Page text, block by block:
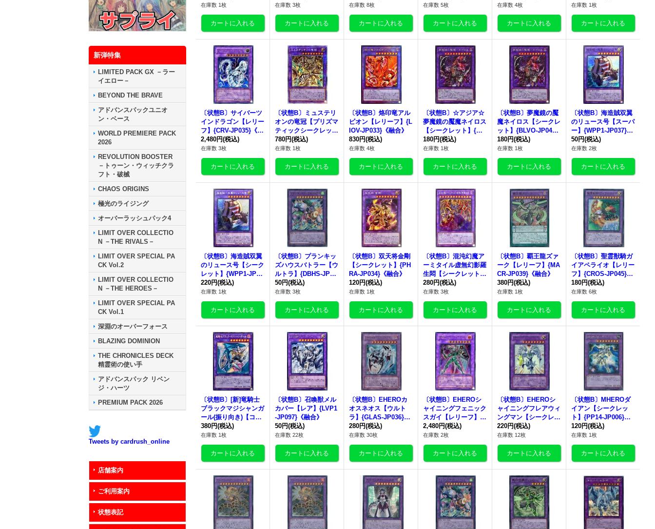
新弾特集
LIMITED PACK GX －ラー
イエロー－
BEYOND THE BRAVE
アドバンスパックユニオ
ン・ベース
WORLD PREMIERE PACK
2026
REVOLUTION BOOSTER
－トゥーン・ウィッチクラ
フト・破械
CHAOS ORIGINS
極光のライジング
オーバーラッシュパック4
LIMIT OVER COLLECTIO
N －THE RIVALS－
LIMIT OVER SPECIAL PA
CK Vol.2
LIMIT OVER COLLECTIO
N －THE HEROES－
LIMIT OVER SPECIAL PA
CK Vol.1
深淵のオーバーフォース
BLAZING DOMINION
THE CHRONICLES DECK
精霊術の使い手
アドバンスパック リベン
ジ・ハーツ
PREMIUM PACK 2026
Tweets by cardrush_online
店舗案内
ご利用案内
状態表記
《融合》
在庫数 1枚
《融合》
在庫数 3枚
《融合》
在庫数 8枚
1}《融合》
在庫数 5枚 在庫数 4枚 在庫数 1枚
〔状態B〕サイバーツ
インドラゴン【レリー
フ】{CRV-JP035}《融
合》
2,480円(税込)
在庫数 3枚
〔状態B〕ミュステリ
オンの竜冠【プリズマ
ティックシークレッ
ト】{LIOV-JP034}
《融合》
780円(税込)
在庫数 1枚
〔状態B〕烙印竜アル
ビオン【レリーフ】{L
IOV-JP033}《融合》
830円(税込)
在庫数 4枚
〔状態B〕☆アジア☆
夢魔鏡の魘魔ネイロス
【シークレット】{ア
ジアBLVO-JP042}
《融合》
180円(税込)
在庫数 1枚
〔状態B〕夢魔鏡の魘
魔ネイロス【シークレ
ット】{BLVO-JP042}
《融合》
180円(税込)
在庫数 1枚
〔状態B〕海造賊双翼
のリュース号【スーパ
ー】{WPP1-JP037}
《融合》
50円(税込)
在庫数 2枚
〔状態B〕海造賊双翼
のリュース号【シーク
レット】{WPP1-JP03
7}《融合》
220円(税込)
在庫数 1枚
〔状態B〕プランキッ
ズハウスバトラー【ウ
ルトラ】{DBHS-JP01
9}《融合》
50円(税込)
在庫数 3枚
〔状態B〕双天将金剛
【シークレット】{PH
RA-JP034}《融合》
120円(税込)
在庫数 1枚
〔状態B〕混沌幻魔ア
ーミタイル虚無幻影羅
生悶【シークレット】
{PHRA-JP035}《融
合》
280円(税込)
在庫数 3枚
〔状態B〕覇王龍ズァ
ーク【レリーフ】{MA
CR-JP039}《融合》
380円(税込)
在庫数 1枚
〔状態B〕聖霊獣騎ガ
イアペライオ【レリー
フ】{CROS-JP045}
《融合》
180円(税込)
在庫数 6枚
〔状態B〕[新]竜騎士
ブラックマジシャンガ
ール(振り向き)【コレ
クターズ】{RC03-JP0
20}《融合》
380円(税込)
在庫数 1枚
〔状態B〕召喚獣メル
カバー【レア】{LVP1
-JP097}《融合》
50円(税込)
在庫数 22枚
〔状態B〕EHEROカ
オスネオス【ウルト
ラ】{GLAS-JP036}
《融合》
280円(税込)
在庫数 30枚
〔状態B〕EHEROシ
ャイニングフェニック
スガイ【レリーフ】{E
OJ-JP033}《融合》
2,480円(税込)
在庫数 2枚
〔状態B〕EHEROシ
ャイニングフレアウィ
ングマン【シークレッ
ト】{MC2-JP002}《融
合》
220円(税込)
在庫数 12枚
〔状態B〕MHEROダ
イアン【シークレッ
ト】{PP14-JP006}
《融合》
120円(税込)
在庫数 1枚